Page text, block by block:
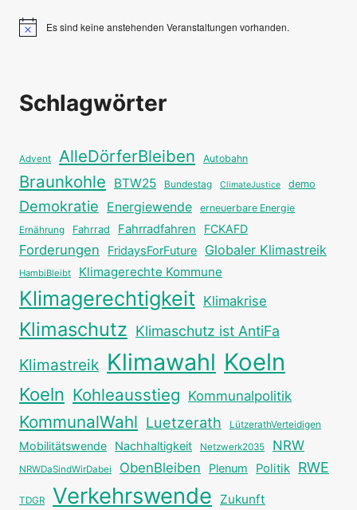
HinweisEs sind keine anstehenden Veranstaltungen vorhanden.
Schlagwörter
Advent AlleDörferBleiben Autobahn
Braunkohle BTW25 Bundestag ClimateJustice demo
Demokratie Energiewende erneuerbare Energie
Ernährung Fahrrad Fahrradfahren FCKAFD
Forderungen FridaysForFuture Globaler Klimastreik
HambiBleibt Klimagerechte Kommune
Klimagerechtigkeit Klimakrise
Klimaschutz Klimaschutz ist AntiFa
Klimastreik Klimawahl Koeln
Koeln Kohleausstieg Kommunalpolitik
KommunalWahl Luetzerath LützerathVerteidigen
Mobilitätswende Nachhaltigkeit Netzwerk2035 NRW
NRWDaSindWirDabei ObenBleiben Plenum Politik RWE
TDGR Verkehrswende Zukunft